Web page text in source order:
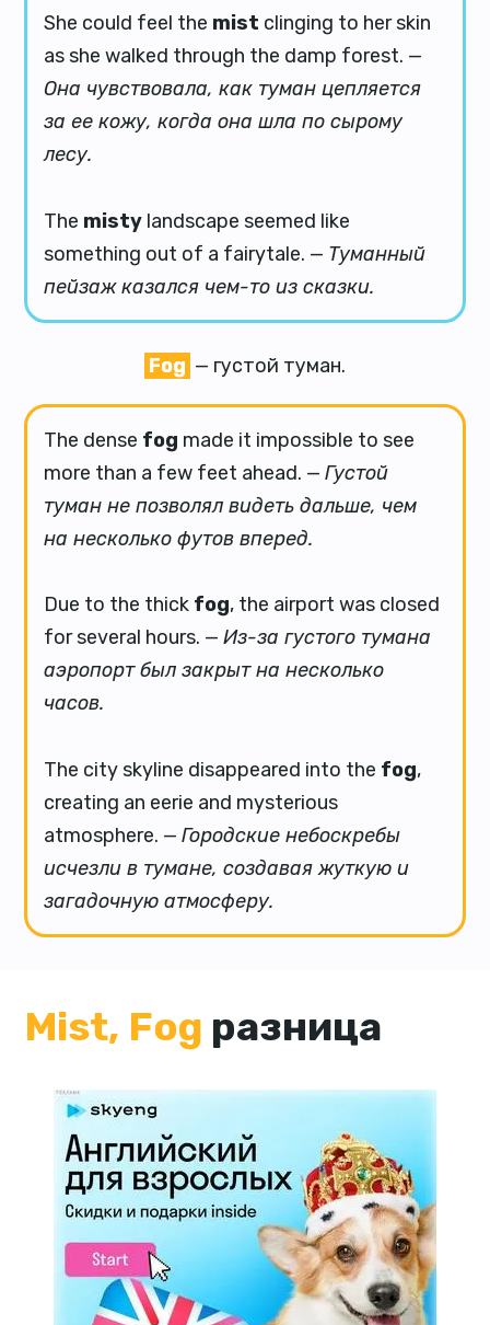
She could feel the mist clinging to her skin
as she walked through the damp forest. —
Она чувствовала, как туман цепляется
за ее кожу, когда она шла по сырому
лесу.
The misty landscape seemed like
something out of a fairytale. — Туманный
пейзаж казался чем-то из сказки.
Fog — густой туман.
The dense fog made it impossible to see
more than a few feet ahead. —Густой
туман не позволял видеть дальше, чем
на несколько футов вперед.
Due to the thick fog, the airport was closed
for several hours. —Из-за густого тумана
аэропорт был закрыт на несколько
часов.
The city skyline disappeared into the fog,
creating an eerie and mysterious
atmosphere. —Городские небоскребы
исчезли в тумане, создавая жуткую и
загадочную атмосферу.
Mist, Fog разница